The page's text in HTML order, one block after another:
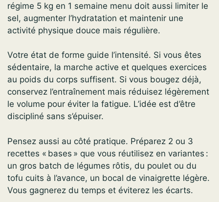
régime 5 kg en 1 semaine menu doit aussi limiter le
sel, augmenter l’hydratation et maintenir une
activité physique douce mais régulière.
Votre état de forme guide l’intensité. Si vous êtes
sédentaire, la marche active et quelques exercices
au poids du corps suffisent. Si vous bougez déjà,
conservez l’entraînement mais réduisez légèrement
le volume pour éviter la fatigue. L’idée est d’être
discipliné sans s’épuiser.
Pensez aussi au côté pratique. Préparez 2 ou 3
recettes « bases » que vous réutilisez en variantes :
un gros batch de légumes rôtis, du poulet ou du
tofu cuits à l’avance, un bocal de vinaigrette légère.
Vous gagnerez du temps et éviterez les écarts.